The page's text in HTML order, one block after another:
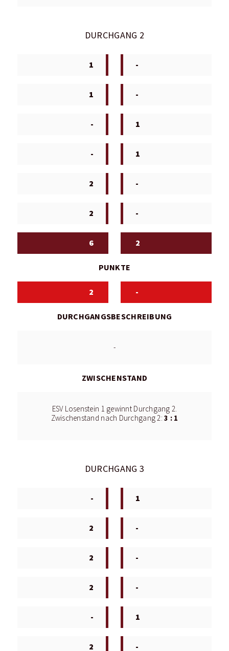
DURCHGANG 2
1 -
1 -
- 1
- 1
2 -
2 -
6 2
PUNKTE
2 -
DURCHGANGSBESCHREIBUNG
-
ZWISCHENSTAND
ESV Losenstein 1 gewinnt Durchgang 2.
Zwischenstand nach Durchgang 2:3 : 1
DURCHGANG 3
- 1
2 -
2 -
2 -
- 1
2 -